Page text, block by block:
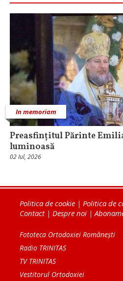
In memoriam
Preasfințitul Părinte
luminoasă
02 Iul, 2026
Politica de cookie | Politica de
Contact| Despre noi |
Fototeca Ortodoxiei Românești
Radio TRINITAS
TV TRINITAS
Vestitorul Ortodoxiei